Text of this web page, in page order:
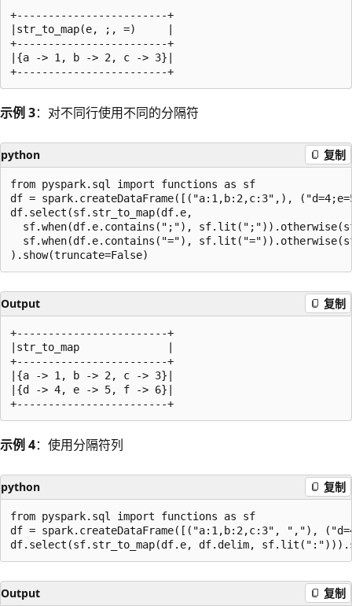
+------------------------+
|str_to_map(e, ;, =)     |
+------------------------+
|{a -> 1, b -> 2, c -> 3}|
示例 3：对不同行使用不同的分隔符
python 复制
from pyspark.sql import functions as sf
df = spark.createDataFrame([("a:1,b:2,c:3",),
df.select(sf.str_to_map(df.e,
sf.when(df.e.contains(";"),
sf.when(df.e.contains("="),
Output 复制
+------------------------+
|str_to_map              |
+------------------------+
|{a -> 1, b -> 2, c -> 3}|
|{d -> 4, e -> 5, f -> 6}|
示例 4：使用分隔符列
python 复制
from pyspark.sql import functions as sf
df = spark.createDataFrame([("a:1,b:2,c:3", ","),
Output 复制